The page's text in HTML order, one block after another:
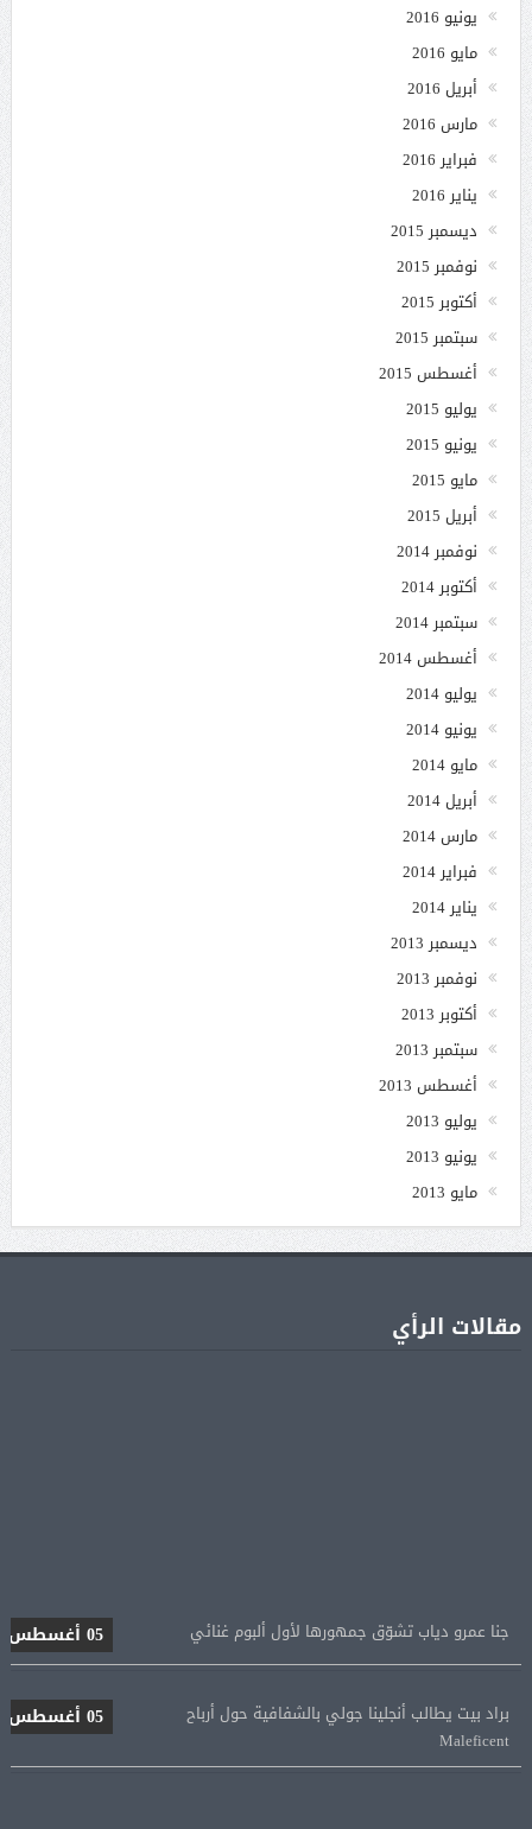
يونيو 2016
مايو 2016
أبريل 2016
مارس 2016
فبراير 2016
يناير 2016
ديسمبر 2015
نوفمبر 2015
أكتوبر 2015
سبتمبر 2015
أغسطس 2015
يوليو 2015
يونيو 2015
مايو 2015
أبريل 2015
نوفمبر 2014
أكتوبر 2014
سبتمبر 2014
أغسطس 2014
يوليو 2014
يونيو 2014
مايو 2014
أبريل 2014
مارس 2014
فبراير 2014
يناير 2014
ديسمبر 2013
نوفمبر 2013
أكتوبر 2013
سبتمبر 2013
أغسطس 2013
يوليو 2013
يونيو 2013
مايو 2013
مقالات الرأي
Maleficent